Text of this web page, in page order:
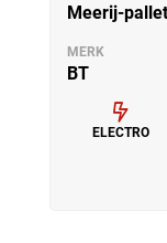
Meerij-
MERK
BT
ELECTRO